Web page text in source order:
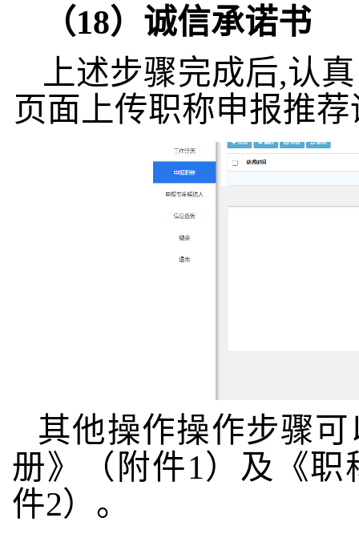
（18）诚信承诺书
上述步骤完成后,认
页面上传职称申报推
其他操作操作步骤
册》（附件1）及《职
件2）。